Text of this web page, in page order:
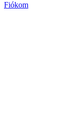
Fiókom